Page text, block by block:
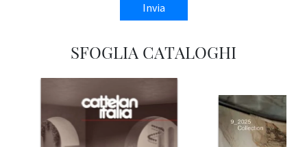
Invia
SFOGLIA CATALOGHI